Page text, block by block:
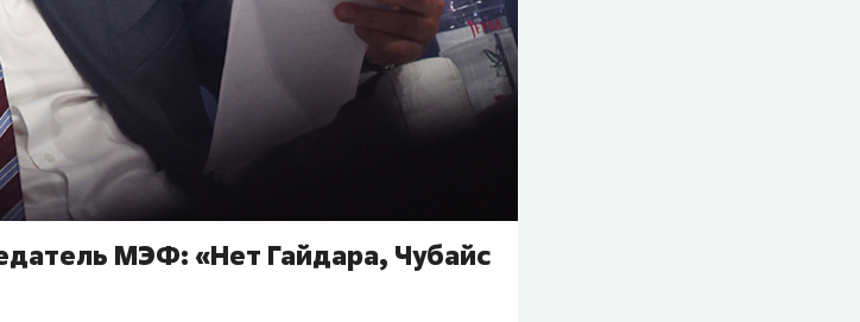
МЭФ: «Нет Гайдара, Чубайс